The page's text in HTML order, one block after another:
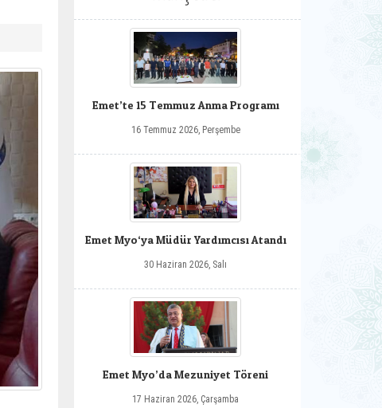
Emet’te 15 Temmuz Anma Programı
16 Temmuz 2026, Perşembe
Emet Myo‘ya Müdür Yardımcısı Atandı
30 Haziran 2026, Salı
Emet Myo’da Mezuniyet Töreni
17 Haziran 2026, Çarşamba